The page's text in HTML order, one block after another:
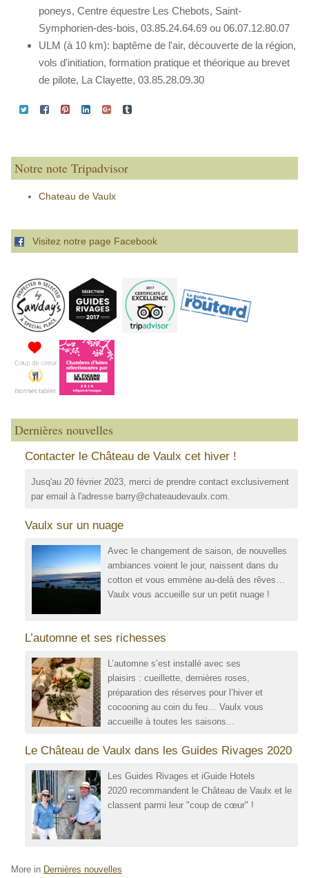
poneys, Centre équestre Les Chebots, Saint-
Symphorien-des-bois, 03.85.24.64.69 ou 06.07.12.80.07
ULM (à 10 km): baptême de l'air, découverte de la région,
vols d'initiation, formation pratique et théorique au brevet
de pilote, La Clayette, 03.85.28.09.30
Notre note Tripadvisor
Chateau de Vaulx
Visitez notre page Facebook
Dernières nouvelles
Contacter le Château de Vaulx cet hiver !
Jusq'au 20 février 2023, merci de prendre contact exclusivement
par email à l'adresse barry@chateaudevaulx.com.
Vaulx sur un nuage
Avec le changement de saison, de nouvelles
ambiances voient le jour, naissent dans du
cotton et vous emmène au-delà des rêves…
Vaulx vous accueille sur un petit nuage !
L’automne et ses richesses
L’automne s’est installé avec ses
plaisirs : cueillette, dernières roses,
préparation des réserves pour l’hiver et
cocooning au coin du feu… Vaulx vous
accueille à toutes les saisons...
Le Château de Vaulx dans les Guides Rivages 2020
Les Guides Rivages et iGuide Hotels
2020 recommandent le Château de Vaulx et le
classent parmi leur "coup de cœur" !
More in Dernières nouvelles